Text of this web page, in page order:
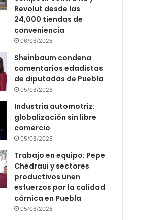
Revolut desde las
24,000 tiendas de
conveniencia
06/08/2026
Sheinbaum condena
comentarios edadistas
de diputadas de Puebla
05/08/2026
Industria automotriz:
globalización sin libre
comercio
05/08/2026
Trabajo en equipo: Pepe
Chedraui y sectores
productivos unen
esfuerzos por la calidad
cárnica en Puebla
05/08/2026